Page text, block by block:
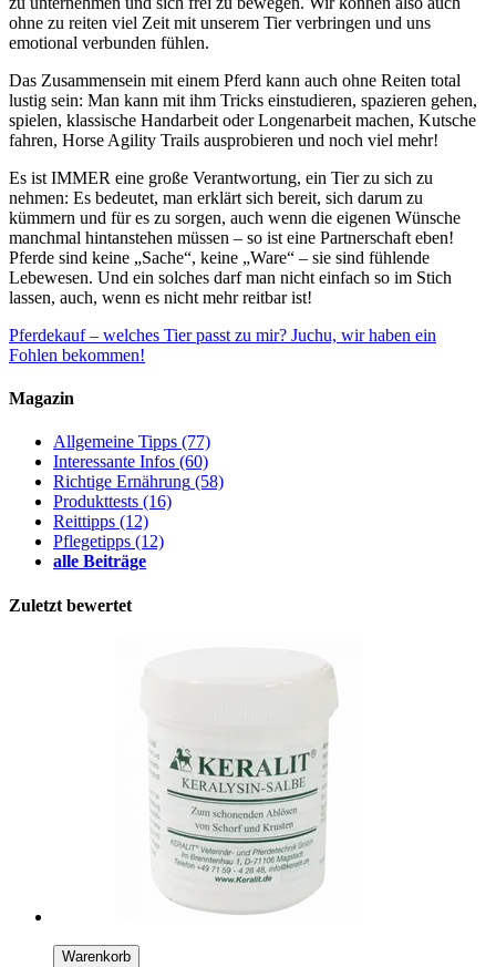
ohne zu reiten viel Zeit mit unserem Tier verbringen und uns
emotional verbunden fühlen.
Das Zusammensein mit einem Pferd kann auch ohne Reiten total
lustig sein: Man kann mit ihm Tricks einstudieren, spazieren gehen,
spielen, klassische Handarbeit oder Longenarbeit machen, Kutsche
fahren, Horse Agility Trails ausprobieren und noch viel mehr!
Es ist IMMER eine große Verantwortung, ein Tier zu sich zu
nehmen: Es bedeutet, man erklärt sich bereit, sich darum zu
kümmern und für es zu sorgen, auch wenn die eigenen Wünsche
manchmal hintanstehen müssen – so ist eine Partnerschaft eben!
Pferde sind keine „Sache“, keine „Ware“ – sie sind fühlende
Lebewesen. Und ein solches darf man nicht einfach so im Stich
lassen, auch, wenn es nicht mehr reitbar ist!
Pferdekauf – welches Tier passt zu mir? Juchu, wir haben ein
Fohlen bekommen!
Magazin
Allgemeine Tipps (77)
Interessante Infos (60)
Richtige Ernährung (58)
Produkttests (16)
Reittipps (12)
Pflegetipps (12)
alle Beiträge
Zuletzt bewertet
Warenkorb